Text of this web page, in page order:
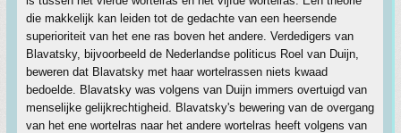
die makkelijk kan leiden tot de gedachte van een heersende
superioriteit van het ene ras boven het andere. Verdedigers van
Blavatsky, bijvoorbeeld de Nederlandse politicus Roel van Duijn,
beweren dat Blavatsky met haar wortelrassen niets kwaad
bedoelde. Blavatsky was volgens van Duijn immers overtuigd van
menselijke gelijkrechtigheid. Blavatsky's bewering van de overgang
van het ene wortelras naar het andere wortelras heeft volgens van